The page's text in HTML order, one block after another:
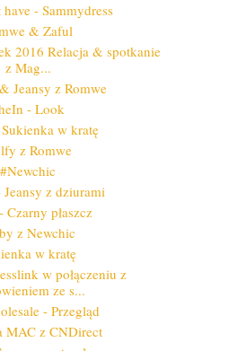
- Sammydress
& Zaful
2016 Relacja & spotkanie
z Mag...
Jeansy z Romwe
- Look
w kratę
z Romwe
#Newchic
Jeansy z dziurami
Czarny płaszcz
z Newchic
w kratę
w połączeniu z
ze s...
- Przegląd
MAC z CNDirect